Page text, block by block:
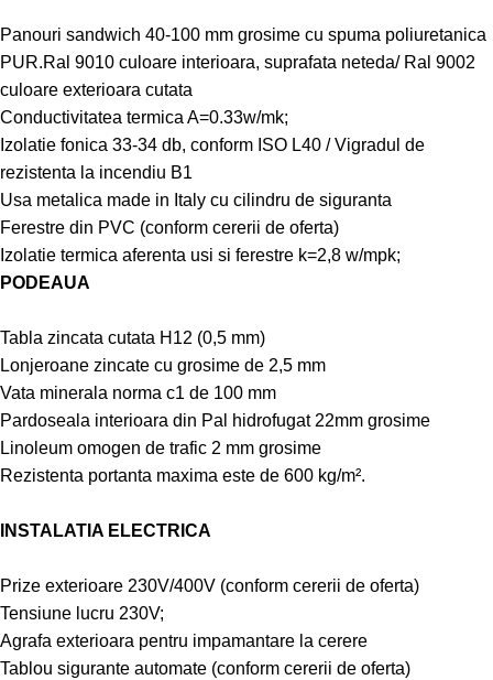
Panouri sandwich 40-100 mm grosime cu spuma poliuretanica
PUR.Ral 9010 culoare interioara, suprafata neteda/ Ral 9002
culoare exterioara cutata
Conductivitatea termica A=0.33w/mk;
Izolatie fonica 33-34 db, conform ISO L40 / Vigradul de
rezistenta la incendiu B1
Usa metalica made in Italy cu cilindru de siguranta
Ferestre din PVC (conform cererii de oferta)
Izolatie termica aferenta usi si ferestre k=2,8 w/mpk;
PODEAUA
Tabla zincata cutata H12 (0,5 mm)
Lonjeroane zincate cu grosime de 2,5 mm
Vata minerala norma c1 de 100 mm
Pardoseala interioara din Pal hidrofugat 22mm grosime
Linoleum omogen de trafic 2 mm grosime
Rezistenta portanta maxima este de 600 kg/m².
INSTALATIA ELECTRICA
Prize exterioare 230V/400V (conform cererii de oferta)
Tensiune lucru 230V;
Agrafa exterioara pentru impamantare la cerere
Tablou sigurante automate (conform cererii de oferta)